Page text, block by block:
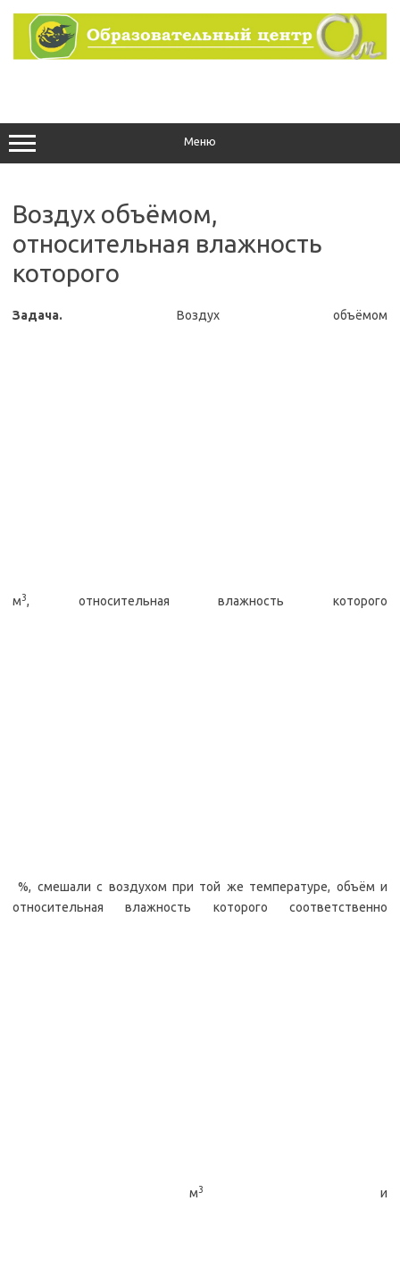
содержимому
Меню
Воздух объёмом,
относительная влажность
которого
Задача. Воздух объёмом
м3, относительная влажность которого
%, смешали с воздухом при той же температуре, объём и
относительная влажность которого соответственно
м3 и